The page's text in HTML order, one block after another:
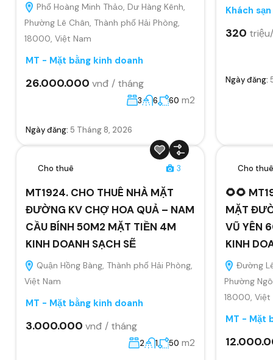
Phố Hoàng Minh Thảo, Dư Hàng Kênh,
Phường Lê Chân, Thành phố Hải Phòng,
18000, Việt Nam
MT - Mặt bằng kinh doanh
26.000.000 vnđ / tháng
3 6 60 m2
Ngày đăng: 5 Tháng 8, 2026
Khách sạn
320
Ngày đăng:
Cho thuê 3
MT1924. CHO THUÊ NHÀ MẶT
ĐƯỜNG KV CHỢ HOA QUẢ – NAM
CẦU BÍNH 50M2 MẶT TIỀN 4M
KINH DOANH SẠCH SẼ
Quận Hồng Bàng, Thành phố Hải Phòng,
Việt Nam
MT - Mặt bằng kinh doanh
3.000.000 vnđ / tháng
2 1 50 m2
Cho thuê
🌻🌻
MẶT
VŨ YÊN
KINH
Đường
Phường
18000, Việt
MT - Mặt